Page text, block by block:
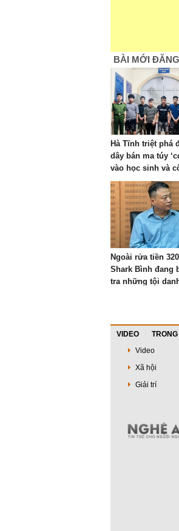
BÀI MỚI ĐĂNG
Hà Tĩnh triệt phá
dây bán ma túy
vào học sinh và
nhân
Ngoài rửa tiền
Shark Bình đang
tra những tội
VIDEO
Video
Xã hội
Giải trí